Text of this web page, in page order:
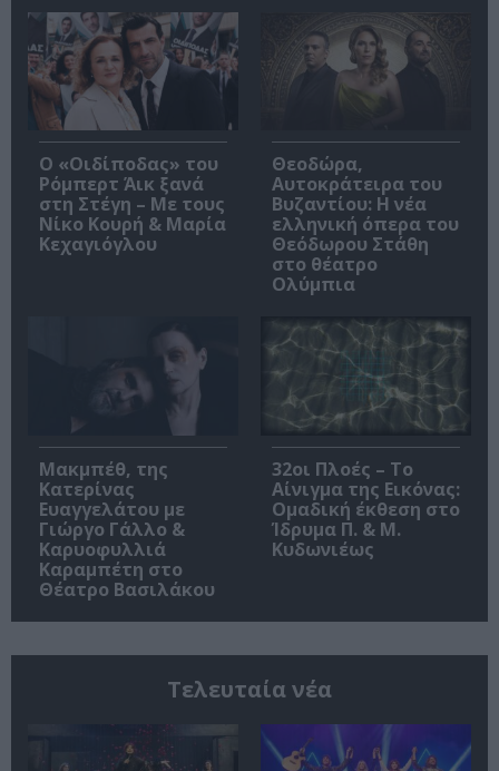
O «Οιδίποδας» του
Ρόμπερτ Άικ ξανά
στη Στέγη – Με τους
Νίκο Κουρή & Μαρία
Κεχαγιόγλου
Θεοδώρα,
Αυτοκράτειρα του
Βυζαντίου: Η νέα
ελληνική όπερα του
Θεόδωρου Στάθη
στο θέατρο
Ολύμπια
Μακμπέθ, της
Κατερίνας
Ευαγγελάτου με
Γιώργο Γάλλο &
Καρυοφυλλιά
Καραμπέτη στο
Θέατρο Βασιλάκου
32οι Πλοές – Το
Αίνιγμα της Εικόνας:
Ομαδική έκθεση στο
Ίδρυμα Π. & Μ.
Κυδωνιέως
Τελευταία νέα